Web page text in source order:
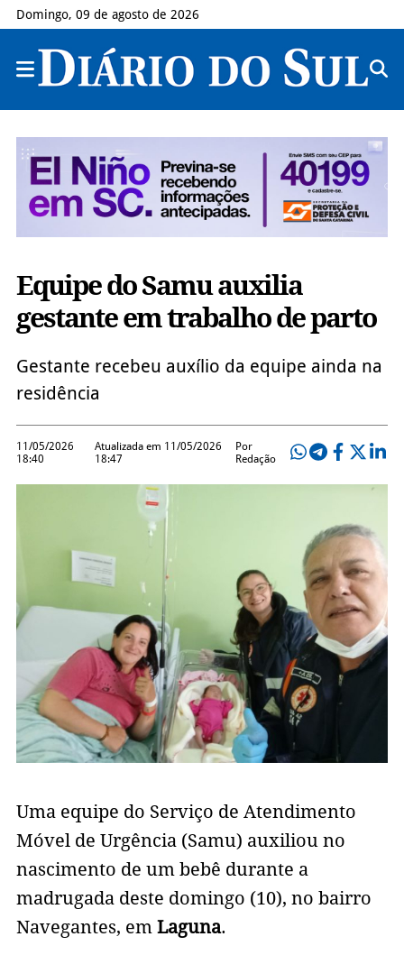
Domingo, 09 de agosto de 2026
Equipe do Samu auxilia
gestante em trabalho de parto
Gestante recebeu auxílio da equipe ainda na
residência
11/05/2026
18:40
Atualizada em 11/05/2026
18:47
Por
Redação
Uma equipe do Serviço de Atendimento
Móvel de Urgência (Samu) auxiliou no
nascimento de um bebê durante a
madrugada deste domingo (10), no bairro
Navegantes, em Laguna.